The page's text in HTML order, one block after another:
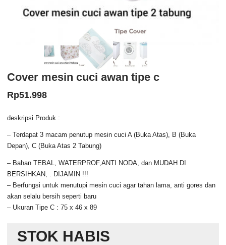
Cover mesin cuci awan tipe c
Rp51.998
deskripsi Produk :
– Terdapat 3 macam penutup mesin cuci A (Buka Atas), B (Buka
Depan), C (Buka Atas 2 Tabung)
– Bahan TEBAL, WATERPROF,ANTI NODA, dan MUDAH DI
BERSIHKAN, . DIJAMIN !!!
– Berfungsi untuk menutupi mesin cuci agar tahan lama, anti gores dan
akan selalu bersih seperti baru
– Ukuran Tipe C : 75 x 46 x 89
STOK HABIS